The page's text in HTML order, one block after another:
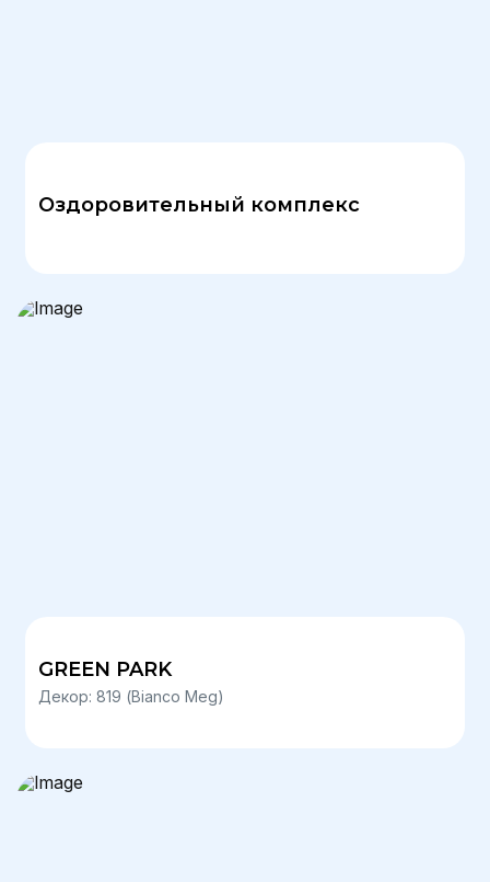
Оздоровительный комплекс
GREEN PARK
Декор: 819 (Bianco Meg)